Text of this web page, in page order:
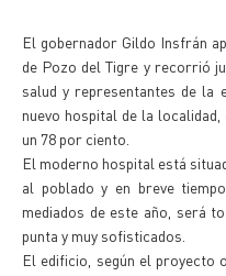
El gobernador Gildo Insfrán
de Pozo del Tigre y recorrió
salud y representantes de la
nuevo hospital de la
un 78 por ciento.
El moderno hospital está
al poblado y en breve
mediados de este año, será
punta y muy sofisticados.
El edificio, según el proyecto